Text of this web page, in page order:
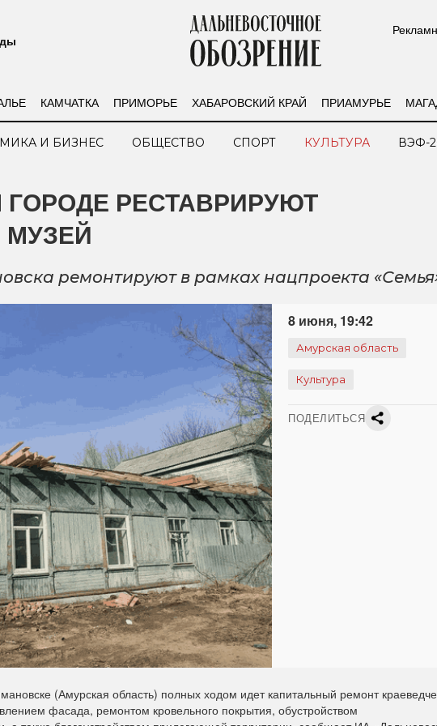
КАМЧАТКА ПРИМОРЬЕ ХАБАРОВСКИЙ КРАЙ ПРИАМУРЬЕ
И БИЗНЕС ОБЩЕСТВО СПОРТ КУЛЬТУРА ВЭФ-
РЕСТАВРИРУЮТ
МУЗЕЙ
ремонтируют в рамках нацпроекта
8 июня, 19:42
Амурская область
Культура
ПОДЕЛИТЬСЯ
(Амурская область) полных ходом идет капитальный ремонт
фасада, ремонтом кровельного покрытия, обустройством